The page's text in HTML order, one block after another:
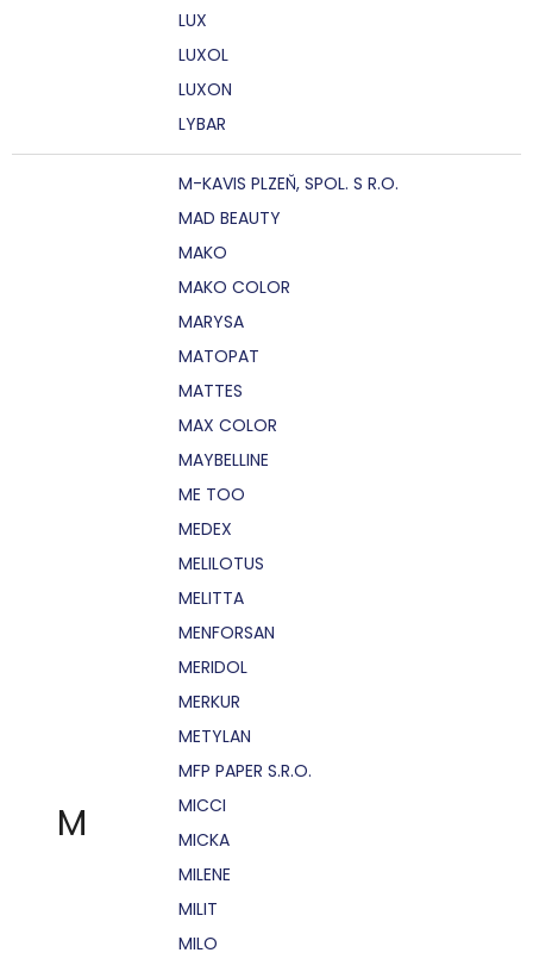
LUX
LUXOL
LUXON
LYBAR
M
M-KAVIS PLZEŇ, SPOL. S R.O.
MAD BEAUTY
MAKO
MAKO COLOR
MARYSA
MATOPAT
MATTES
MAX COLOR
MAYBELLINE
ME TOO
MEDEX
MELILOTUS
MELITTA
MENFORSAN
MERIDOL
MERKUR
METYLAN
MFP PAPER S.R.O.
MICCI
MICKA
MILENE
MILIT
MILO